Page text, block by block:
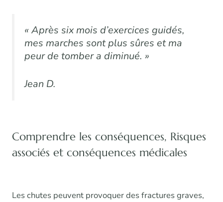
« Après six mois d’exercices guidés,
mes marches sont plus sûres et ma
peur de tomber a diminué. »
Jean D.
Comprendre les conséquences, Risques
associés et conséquences médicales
Les chutes peuvent provoquer des fractures graves,